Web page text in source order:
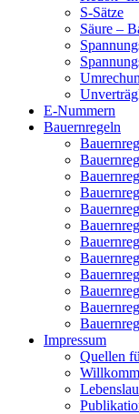
S-Sätze
Säure –
E-Nummern
Bauernregeln
Impressum
Quellen